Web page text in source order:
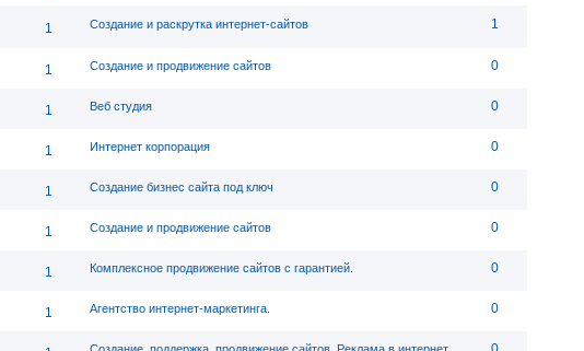
1 Создание и раскрутка интернет-сайтов 1
1 Создание и продвижение сайтов 0
1 Веб студия 0
1 Интернет корпорация 0
1 Создание бизнес сайта под ключ 0
1 Создание и продвижение сайтов 0
1 Комплексное продвижение сайтов с гарантией. 0
1 Агентство интернет-маркетинга. 0